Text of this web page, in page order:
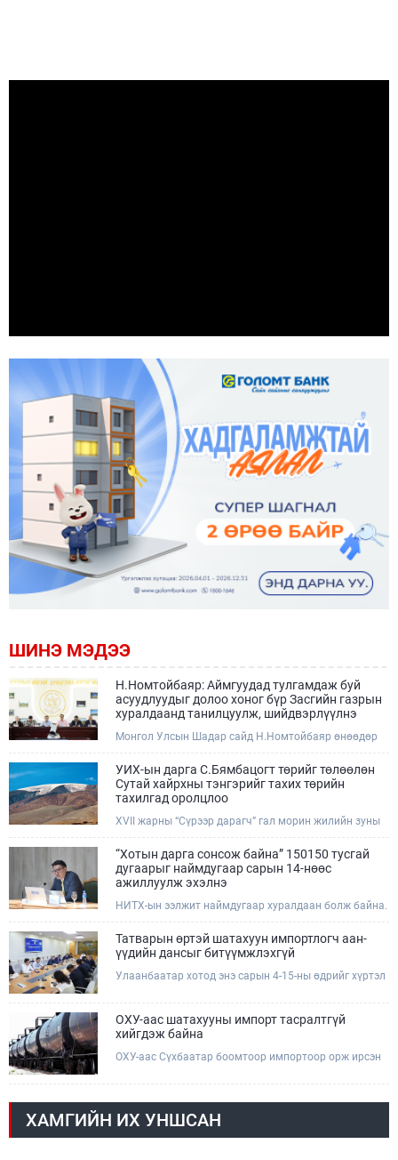
ШИНЭ МЭДЭЭ
Н.Номтойбаяр: Аймгуудад тулгамдаж буй
асуудлуудыг долоо хоног бүр Засгийн газрын
хуралдаанд танилцуулж, шийдвэрлүүлнэ
Монгол Улсын Шадар сайд Н.Номтойбаяр өнөөдөр
сайдын 10 дугаар албан даалгавар, Улсын Онцгой
комиссын даргын 3 дугаар тушаалын хүрээнд
Өмнөговь аймагт байгаль орчин, уул уурхайн 358
зөрчил илрүүлж, 200 гаруйг нь арилгуулаад байна.
УИХ-ын дарга С.Бямбацогт төрийг төлөөлөн
Сутай хайрхны тэнгэрийг тахих төрийн
тахилгад оролцлоо
XVII жарны “Сүрээр дарагч” гал морин жилийн зуны
өдөр /2026.08.06/ Сутай хайрхны тэнгэрийг тайх
төрийн тахилга боллоо.
“Хотын дарга сонсож байна” 150150 тусгай
дугаарыг наймдугаар сарын 14-нөөс
ажиллуулж эхэлнэ
НИТХ-ын ээлжит наймдугаар хуралдаан болж байна.
захиргааны байгууллага, албан тушаалтанд 2025,
2026 оны эхний хагас жилийн байдлаар иргэдээс
ирсэн өргөдөл, гомдлын шийдвэрлэлтийн тайлан
мэдээллийг сонслоо.
Татварын өртэй шатахуун импортлогч аан-
үүдийн дансыг битүүмжлэхгүй
Улаанбаатар хотод энэ сарын 4-15-ны өдрийг хүртэл
шатахуун түгээх станцуудын өдрийн борлуулалт хоёр
дахин буурч нэг машиныг цэнэглэх хурд нэмэгдсэн
танилцууллаа.
ОХУ-аас шатахууны импорт тасралтгүй
хийгдэж байна
ОХУ-аас Сүхбаатар боомтоор импортоор орж ирсэн
АИ-92 автобензин орж иржээ.
ХАМГИЙН ИХ УНШСАН